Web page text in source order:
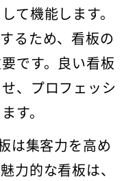
て機能します。
るため、看板の
です。良い看板
、プロフェッシ
す。
は集客力を高め
力的な看板は、